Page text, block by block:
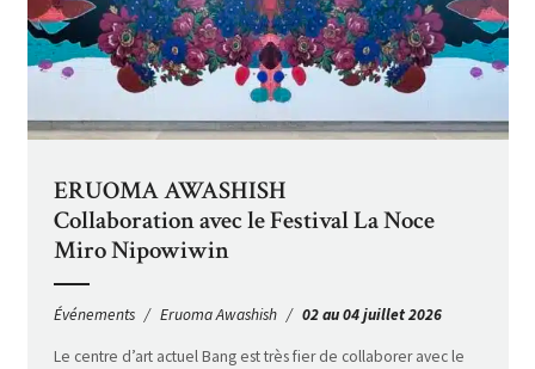
ERUOMA AWASHISH
Collaboration avec le Festival La Noce
Miro Nipowiwin
Événements Eruoma Awashish 02 au 04 juillet 2026
Le centre d’art actuel Bang est très fier de collaborer avec le